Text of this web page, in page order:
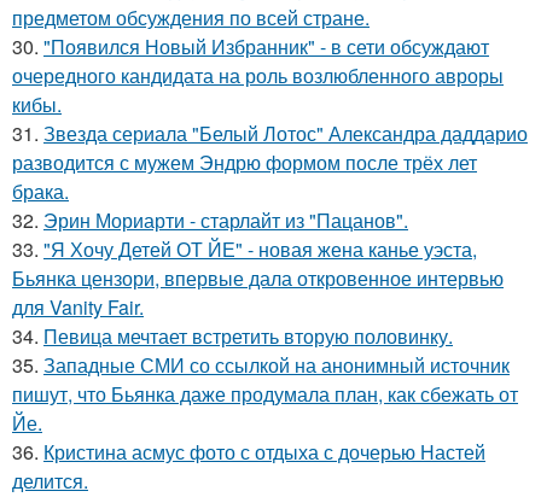
предметом обсуждения по всей стране.
30. "Появился Новый Избранник" - в сети обсуждают
очередного кандидата на роль возлюбленного авроры
кибы.
31. Звезда сериала "Белый Лотос" Александра даддарио
разводится с мужем Эндрю формом после трёх лет
брака.
32. Эрин Мориарти - старлайт из "Пацанов".
33. "Я Хочу Детей ОТ ЙЕ" - новая жена канье уэста,
Бьянка цензори, впервые дала откровенное интервью
для Vanity Fair.
34. Певица мечтает встретить вторую половинку.
35. Западные СМИ со ссылкой на анонимный источник
пишут, что Бьянка даже продумала план, как сбежать от
Йе.
36. Кристина асмус фото с отдыха с дочерью Настей
делится.